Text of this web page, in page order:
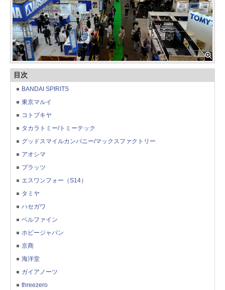
目次
BANDAI SPIRITS
東京マルイ
コトブキヤ
タカラトミー/トミーテック
グッドスマイルカンパニー/マックスファクトリー
アオシマ
プラッツ
エスワンフォー（S14）
タミヤ
ハセガワ
ベルファイン
ホビージャパン
京商
海洋堂
ガイアノーツ
threezero